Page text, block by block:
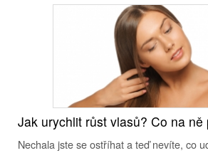
Jak urychlit růst vlasů? Co na ně
Nechala jste se ostříhat a teď nevíte, co